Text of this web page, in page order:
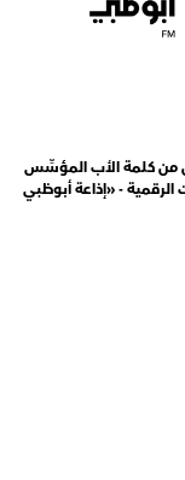
من كلمة الأب المؤسِّس
الرقمية - «إذاعة أبوظبي